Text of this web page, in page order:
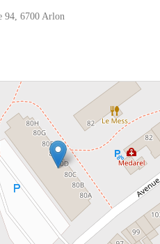
94, 6700 Arlon
sur le bouton pour afficher la carte.
Voir la carte